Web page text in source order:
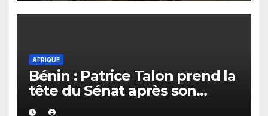
AFRIQUE
Bénin : Patrice Talon prend la
tête du Sénat après son
élection à la présidence